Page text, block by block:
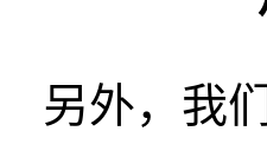
另外，我